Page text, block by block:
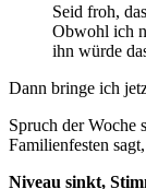
Seid froh,
Obwohl ich
ihn würde
Dann bringe ich
Spruch der Woche
Familienfesten
Niveau sinkt,